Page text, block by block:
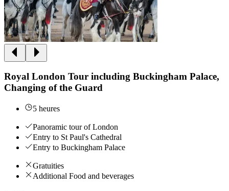
Royal London Tour including Buckingham Palace,
Changing of the Guard
5 heures
Panoramic tour of London
Entry to St Paul's Cathedral
Entry to Buckingham Palace
Gratuities
Additional Food and beverages